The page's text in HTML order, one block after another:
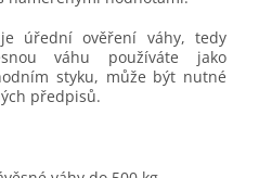
úřední ověření váhy, tedy
váhu používáte jako
styku, může být nutné
předpisů.